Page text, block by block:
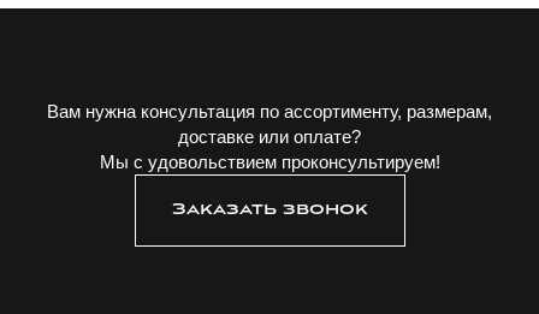
Вам нужна консультация по ассортименту, размерам,
доставке или оплате?
Мы с удовольствием проконсультируем!
Заказать звонок